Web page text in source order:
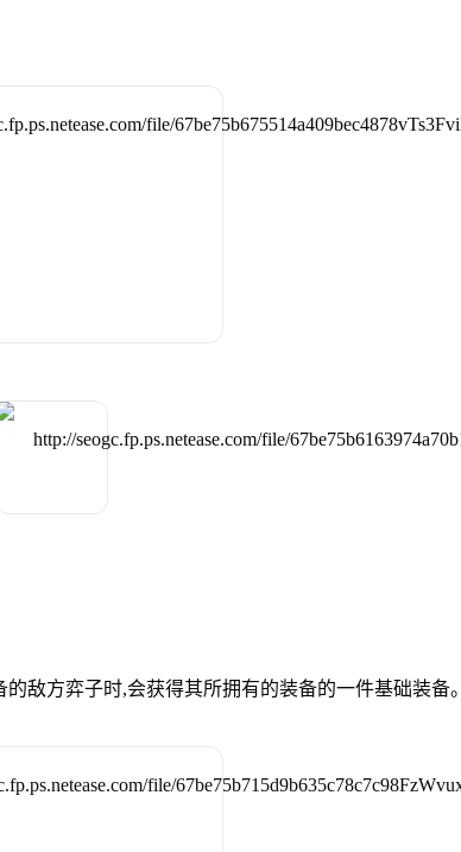
敌方弈子时,会获得其所拥有的装备的一件基础装备。